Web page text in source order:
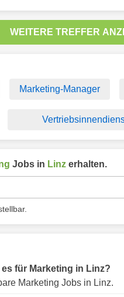
WEITERE TREFFER
Marketing-Manager
Jobs in Linz erhalten.
für Marketing in Linz?
Marketing Jobs in Linz.